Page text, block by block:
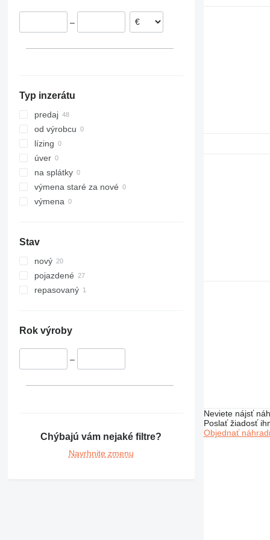
308
316
317
318
320
321
322
323
324
330
336
340
350
390
422
W60
W70
SD
Terberg
Dánsko
–
Typ inzerátu
predaj
od výrobcu
lízing
úver
na splátky
výmena staré za nové
výmena
Stav
nový
pojazdené
repasovaný
Rok výroby
–
Chýbajú vám nejaké filtre?
Navrhnite zmenu
Neviete nájsť
Poslať žiadosť
Objednať